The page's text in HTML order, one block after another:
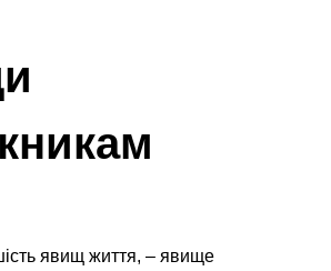
явищ життя, – явище